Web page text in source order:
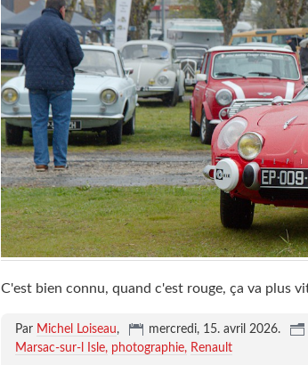
C'est bien connu, quand c'est rouge, ça va plus
Par Michel Loiseau, mercredi, 15. avril 2026.
Marsac-sur-l Isle photographie
Renault